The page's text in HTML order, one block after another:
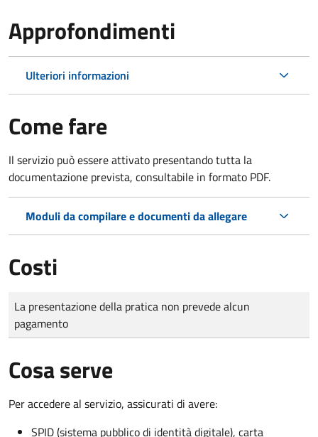
Approfondimenti
Ulteriori informazioni
Come fare
Il servizio può essere attivato presentando tutta la
documentazione prevista, consultabile in formato PDF.
Moduli da compilare e documenti da allegare
Costi
Tipo di pagamento
Importo
La presentazione della pratica non prevede alcun
pagamento
Cosa serve
Per accedere al servizio, assicurati di avere:
SPID (sistema pubblico di identità digitale), carta